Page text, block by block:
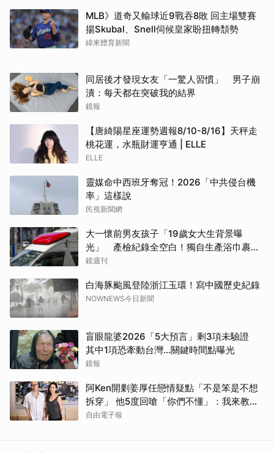
MLB》道奇又輸球近9戰吞8敗 回主場雙賽
揚Skubal、Snell伺候皇家盼扭轉頹勢
緯來體育新聞
同居後才發現女友「一驚人習慣」 男子崩
潰：每天都在突破我的結界
鏡報
【唐綺陽星座運勢週報8/10-8/16】天秤走
桃花運，水瓶財運亨通 | ELLE
ELLE
靈媒命中西班牙奪冠！2026「中共侵台機
率」這樣說
民視新聞網
大一懷前男友孩子「19歲女大生背景曝
光」 產檢紀錄全空白！獨自生產浴巾裹嬰
屍藏家5天
鏡週刊
白海豚颱風登陸浙江玉環！寫中國歷史紀錄
NOWNEWS今日新聞
盲眼龍婆2026「5大預言」剩3項未驗證
其中1項恐牽動台灣...關鍵時間點曝光
鏡報
阿Ken開剿姜厚任戀情疑點「不是笨是不想
拆穿」 他5度回嗆「你們不懂」：我來教育
你們
自由電子報
取消